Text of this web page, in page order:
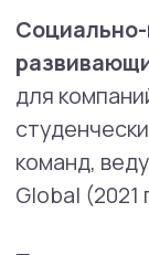
БАР.
Методы, в
терапия
терапия